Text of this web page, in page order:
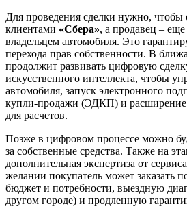
Для проведения сделки нужно, чтобы
клиентами «Сбера», а продавец –
владельцем автомобиля. Это
перехода прав собственности. В
продолжит развивать цифровую
искусственного интеллекта, чтобы
автомобиля, запуск электронного
купли-продажи (ЭДКП) и расширение
для расчетов.
Позже в цифровом процессе можно
за собственные средства. Также на
дополнительная экспертиза от сервиса
желании покупатель может заказать
бюджет и потребности, выездную
другом городе) и продленную